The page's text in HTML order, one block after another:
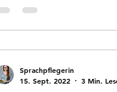
Sprachpflegerin
15. Sept. 2022
3 Min.